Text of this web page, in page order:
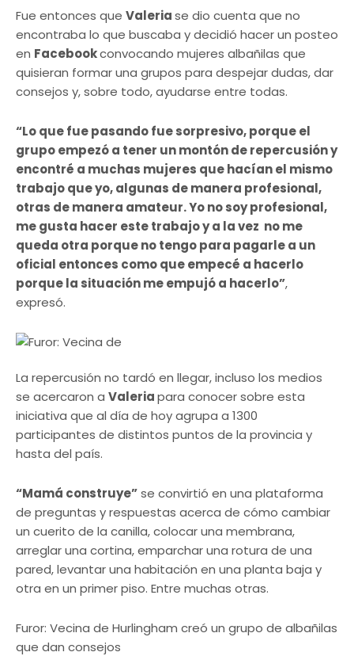
Fue entonces que Valeriase dio cuenta que no
encontraba lo que buscaba y decidió hacer un posteo
en Facebookconvocando mujeres albañilas que
quisieran formar una grupos para despejar dudas, dar
consejos y, sobre todo, ayudarse entre todas.
“Lo que fue pasando fue sorpresivo, porque el
grupo empezó a tener un montón de repercusión y
encontré a muchas mujeres que hacían el mismo
trabajo que yo, algunas de manera profesional,
otras de manera amateur. Yo no soy profesional,
me gusta hacer este trabajo y a la vez no me
queda otra porque no tengo para pagarle a un
oficial entonces como que empecé a hacerlo
porque la situación me empujó a hacerlo”,
expresó.
La repercusión no tardó en llegar, incluso los medios
se acercaron a Valeriapara conocer sobre esta
iniciativa que al día de hoy agrupa a 1300
participantes de distintos puntos de la provincia y
hasta del país.
“Mamá construye”se convirtió en una plataforma
de preguntas y respuestas acerca de cómo cambiar
un cuerito de la canilla, colocar una membrana,
arreglar una cortina, emparchar una rotura de una
pared, levantar una habitación en una planta baja y
otra en un primer piso. Entre muchas otras.
Furor: Vecina de Hurlingham creó un grupo de albañilas
que dan consejos